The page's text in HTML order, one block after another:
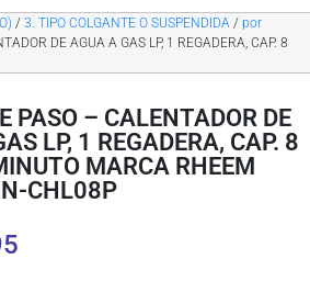
/3. TIPO COLGANTE O SUSPENDIDA /por
DE AGUA A GAS LP, 1 REGADERA, CAP. 8
PASO – CALENTADOR DE
LP, 1 REGADERA, CAP. 8
MARCA RHEEM
CHL08P